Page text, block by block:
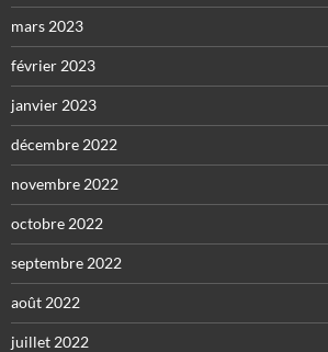
mars 2023
février 2023
janvier 2023
décembre 2022
novembre 2022
octobre 2022
septembre 2022
août 2022
juillet 2022